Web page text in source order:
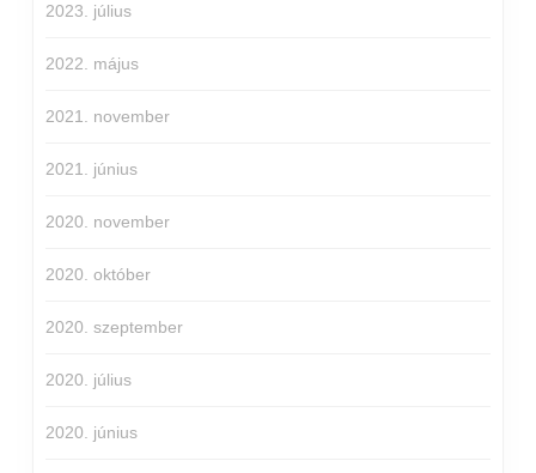
2023. július
2022. május
2021. november
2021. június
2020. november
2020. október
2020. szeptember
2020. július
2020. június